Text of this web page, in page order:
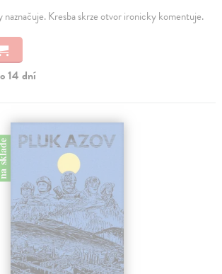
naznačuje. Kresba skrze otvor ironicky komentuje.
14 dní
na sklade